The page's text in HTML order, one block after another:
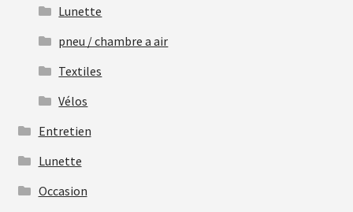
Lunette
pneu / chambre a air
Textiles
Vélos
Entretien
Lunette
Occasion